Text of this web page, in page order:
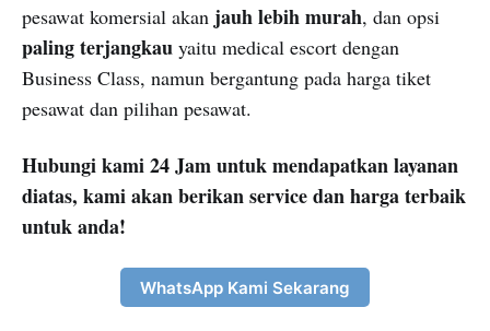
pesawat komersial akan jauh lebih murah, dan opsi
paling terjangkau yaitu medical escort dengan
Business Class, namun bergantung pada harga tiket
pesawat dan pilihan pesawat.
Hubungi kami 24 Jam untuk mendapatkan layanan
diatas, kami akan berikan service dan harga terbaik
untuk anda!
WhatsApp Kami Sekarang